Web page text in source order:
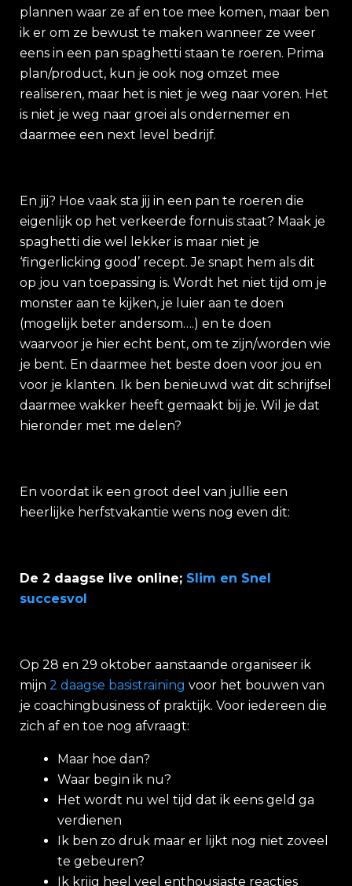
plannen waar ze af en toe mee komen, maar ben
ik er om ze bewust te maken wanneer ze weer
eens in een pan spaghetti staan te roeren. Prima
plan/product, kun je ook nog omzet mee
realiseren, maar het is niet je weg naar voren. Het
is niet je weg naar groei als ondernemer en
daarmee een next level bedrijf.
En jij? Hoe vaak sta jij in een pan te roeren die
eigenlijk op het verkeerde fornuis staat? Maak je
spaghetti die wel lekker is maar niet je
‘fingerlicking good’ recept. Je snapt hem als dit
op jou van toepassing is. Wordt het niet tijd om je
monster aan te kijken, je luier aan te doen
(mogelijk beter andersom….) en te doen
waarvoor je hier echt bent, om te zijn/worden wie
je bent. En daarmee het beste doen voor jou en
voor je klanten. Ik ben benieuwd wat dit schrijfsel
daarmee wakker heeft gemaakt bij je. Wil je dat
hieronder met me delen?
En voordat ik een groot deel van jullie een
heerlijke herfstvakantie wens nog even dit:
De 2 daagse live online; Slim en Snel
succesvol
Op 28 en 29 oktober aanstaande organiseer ik
mijn 2 daagse basistraining voor het bouwen van
je coachingbusiness of praktijk. Voor iedereen die
zich af en toe nog afvraagt:
Maar hoe dan?
Waar begin ik nu?
Het wordt nu wel tijd dat ik eens geld ga
verdienen
Ik ben zo druk maar er lijkt nog niet zoveel
te gebeuren?
Ik krijg heel veel enthousiaste reacties